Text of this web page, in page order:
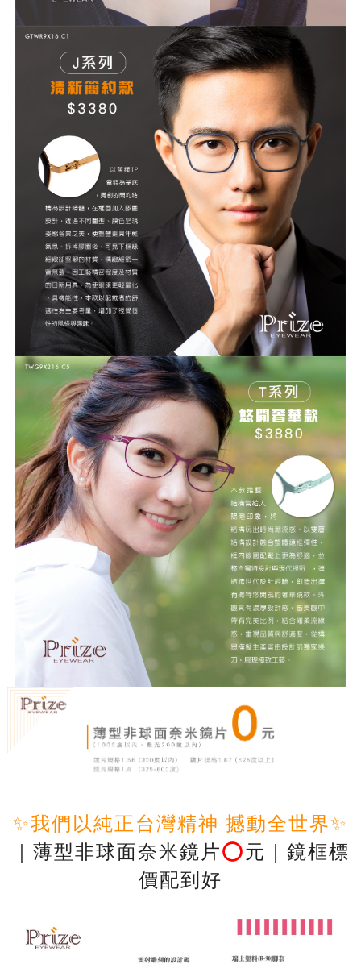
✨我們以純正台灣精神 撼動全世界✨
｜薄型非球面奈米鏡片⭕️元｜鏡框標
價配到好